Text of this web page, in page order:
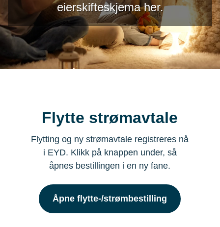
eierskifteskjema her.
Flytte strømavtale
Flytting og ny strømavtale registreres nå
i EYD. Klikk på knappen under, så
åpnes bestillingen i en ny fane.
Åpne flytte-/strømbestilling